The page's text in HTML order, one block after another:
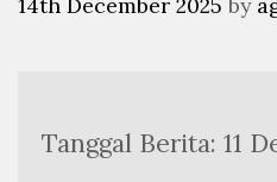
Tanggal Berita: 11